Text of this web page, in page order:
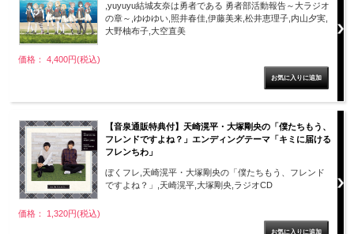
,yuyuyu結城友奈は勇者である 勇者部活動報告～大ラジオ
の章～,ゆゆゆい,照井春佳,伊藤美来,松井恵理子,内山夕実,
大野柚布子,大空直美
価格： 4,400円(税込)
【音泉通販特典付】天崎滉平・大塚剛央の「僕たちもう、
フレンドですよね？」エンディングテーマ「キミに届ける
フレンちわ」
ぼくフレ,天崎滉平・大塚剛央の「僕たちもう、フレンド
ですよね？」,天崎滉平,大塚剛央,ラジオCD
価格： 1,320円(税込)